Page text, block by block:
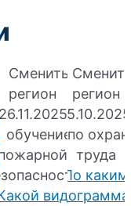
26.11.2025
вид
15.10.2025
По каким